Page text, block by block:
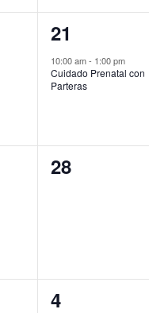
1
evento,
21
10:00 am- 1:00 pm
Cuidado Prenatal con
Parteras
0
28
0
4